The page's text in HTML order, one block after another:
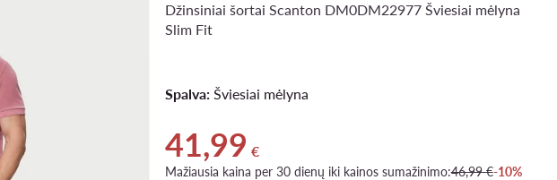
Džinsiniai šortai Scanton DM0DM22977 Šviesiai mėlyna
Slim Fit
Spalva:Šviesiai mėlyna
Dabartinė kaina 41,99 €
41,99 €
Mažiausia kaina per 30 dienų iki kainos sumažinimo:46,99 €-10%